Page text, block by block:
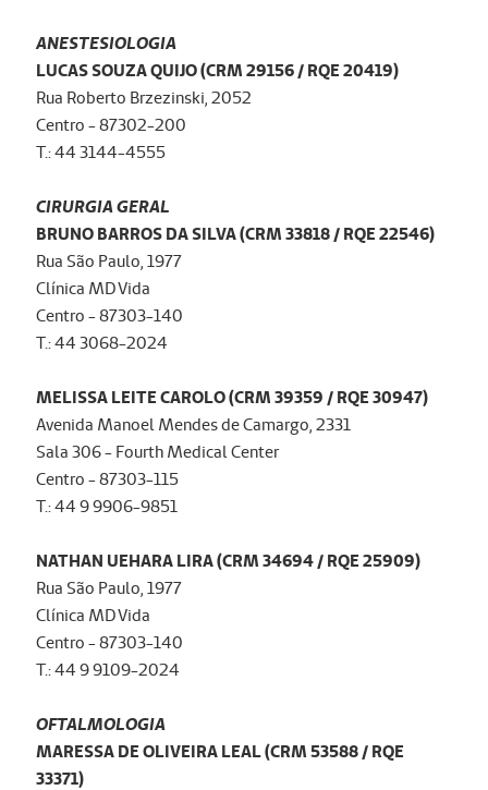
ANESTESIOLOGIA
LUCAS SOUZA QUIJO (CRM 29156 / RQE 20419)
Rua Roberto Brzezinski, 2052
Centro - 87302-200
T.: 44 3144-4555
CIRURGIA GERAL
BRUNO BARROS DA SILVA (CRM 33818 / RQE 22546)
Rua São Paulo, 1977
Clínica MD Vida
Centro - 87303-140
T.: 44 3068-2024
MELISSA LEITE CAROLO (CRM 39359 / RQE 30947)
Avenida Manoel Mendes de Camargo, 2331
Sala 306 - Fourth Medical Center
Centro - 87303-115
T.: 44 9 9906-9851
NATHAN UEHARA LIRA (CRM 34694 / RQE 25909)
Rua São Paulo, 1977
Clínica MD Vida
Centro - 87303-140
T.: 44 9 9109-2024
OFTALMOLOGIA
MARESSA DE OLIVEIRA LEAL (CRM 53588 / RQE
33371)